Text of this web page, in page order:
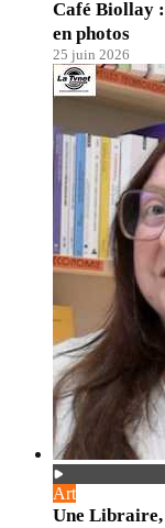
Café Biollay
en photos
25 juin 2026
Art
Une Libraire,